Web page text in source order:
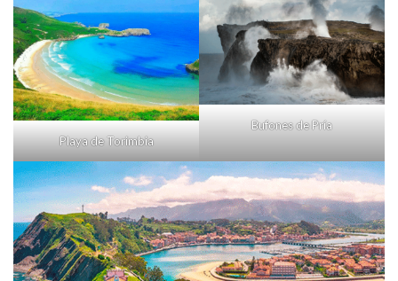
Playa de Torimbia
Bufones de Pría